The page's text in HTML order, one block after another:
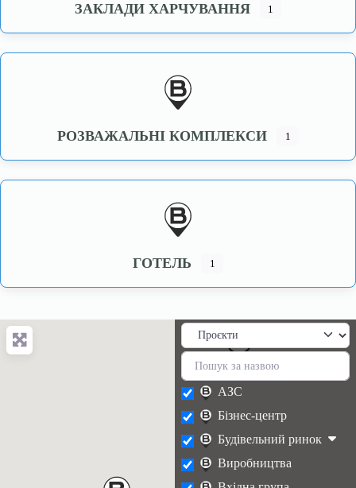
ЗАКЛАДИ ХАРЧУВАННЯ 1
РОЗВАЖАЛЬНІ КОМПЛЕКСИ 1
ГОТЕЛЬ 1
АЗС
Бізнес-центр
Будівельний ринок
Виробництва